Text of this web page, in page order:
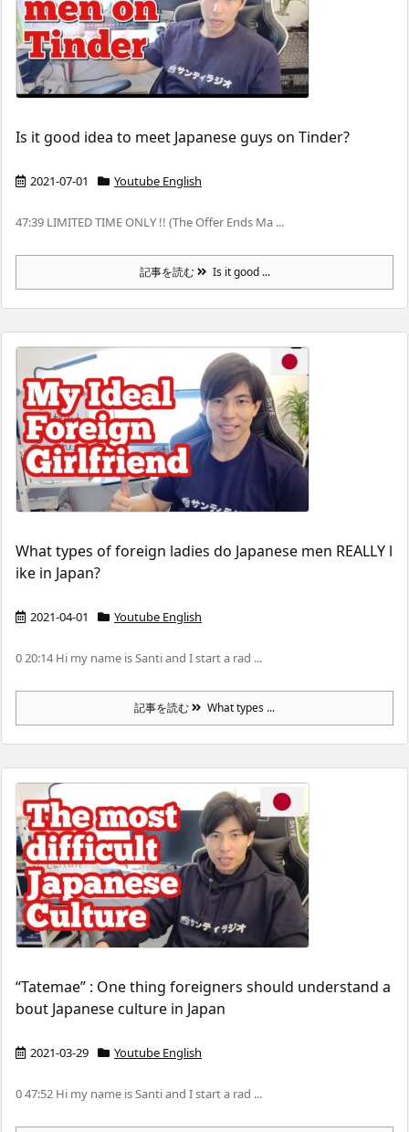
Is it good idea to meet Japanese guys on Tinder?
2021-07-01 Youtube English
47:39 LIMITED TIME ONLY !! (The Offer Ends Ma ...
記事を読む Is it good ...
What types of foreign ladies do Japanese men REALLY l
ike in Japan?
2021-04-01 Youtube English
0 20:14 Hi my name is Santi and I start a rad ...
記事を読む What types ...
“Tatemae” : One thing foreigners should understand a
bout Japanese culture in Japan
2021-03-29 Youtube English
0 47:52 Hi my name is Santi and I start a rad ...